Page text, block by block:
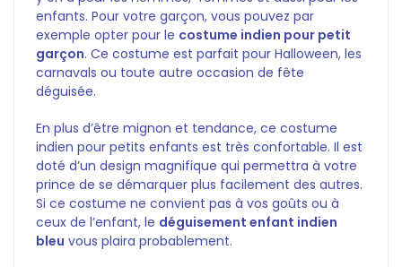
enfants. Pour votre garçon, vous pouvez par
exemple opter pour le costume indien pour petit
garçon. Ce costume est parfait pour Halloween, les
carnavals ou toute autre occasion de fête
déguisée.
En plus d’être mignon et tendance, ce costume
indien pour petits enfants est très confortable. Il est
doté d’un design magnifique qui permettra à votre
prince de se démarquer plus facilement des autres.
Si ce costume ne convient pas à vos goûts ou à
ceux de l’enfant, le déguisement enfant indien
bleu vous plaira probablement.